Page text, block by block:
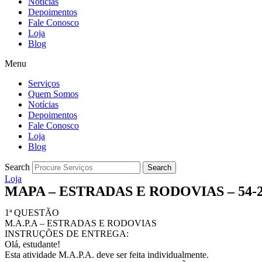
Depoimentos
Fale Conosco
Loja
Blog
Menu
Serviços
Quem Somos
Notícias
Depoimentos
Fale Conosco
Loja
Blog
Search Search
Loja
MAPA – ESTRADAS E RODOVIAS – 54-
1ª QUESTÃO
M.A.P.A – ESTRADAS E RODOVIAS
INSTRUÇÕES DE ENTREGA:
Olá, estudante!
Esta atividade M.A.P.A. deve ser feita individualmente.